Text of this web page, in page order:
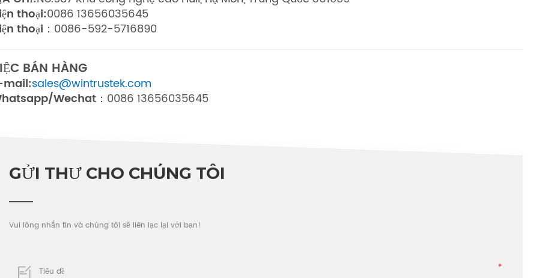
thoại:0086 13656035645
thoại： 0086-592-5716890
BÁN HÀNG
mail:sales@wintrustek.com
Wechat： 0086 13656035645
GỬI THƯ CHO CHÚNG TÔI
Vui lòng nhắn tin và chúng tôi sẽ liên lạc lại với bạn!